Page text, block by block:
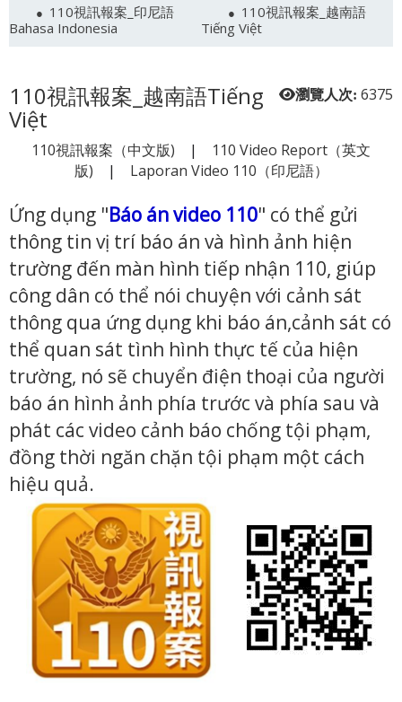
110視訊報案_印尼語
Bahasa Indonesia
110視訊報案_越南語
Tiếng Việt
瀏覽人次: 6375
110視訊報案_越南語Tiếng
Việt
110視訊報案（中文版) | 110 Video Report（英文
版) | Laporan Video 110（印尼語）
Ứng dụng "Báo án video 110" có thể gửi
thông tin vị trí báo án và hình ảnh hiện
trường đến màn hình tiếp nhận 110, giúp
công dân có thể nói chuyện với cảnh sát
thông qua ứng dụng khi báo án,cảnh sát có
thể quan sát tình hình thực tế của hiện
trường, nó sẽ chuyển điện thoại của người
báo án hình ảnh phía trước và phía sau và
phát các video cảnh báo chống tội phạm,
đồng thời ngăn chặn tội phạm một cách
hiệu quả.